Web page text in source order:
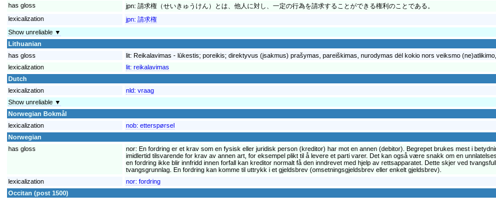
has gloss
jpn: 請求権（せいきゅうけん）とは、他人に対し、一定の行為を請求することができる権利のことである。
lexicalization
jpn: 請求権
Show unreliable ▼
Lithuanian
has gloss
lit: Reikalavimas - lūkestis; poreikis; direktyvus (įsakmus) prašymas, pareiškimas, nurodymas dėl kokio nors veiksmo
lexicalization
lit: reikalavimas
Dutch
lexicalization
nld: vraag
Show unreliable ▼
Norwegian Bokmål
lexicalization
nob: etterspørsel
Norwegian
has gloss
nor: En fordring er et krav som en fysisk eller juridisk person (kreditor) har mot en annen (debitor). Begrepet brukes mest i
imidlertid tilsvarende for krav av annen art, for eksempel plikt til å levere et parti varer. Det kan også være snakk om en
en fordring ikke blir innfridd innen forfall kan kreditor normalt få den inndrevet med hjelp av rettsapparatet. Dette skjer ved
tvangsgrunnlag. En fordring kan komme til uttrykk i et gjeldsbrev (omsetningsgjeldsbrev eller enkelt gjeldsbrev).
lexicalization
nor: fordring
Occitan (post 1500)